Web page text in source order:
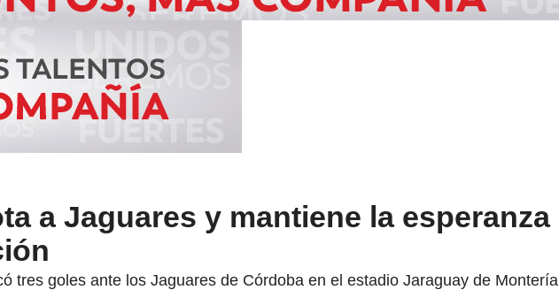
a Jaguares y mantiene la esperanza
tres goles ante los Jaguares de Córdoba en el estadio Jaraguay de Montería